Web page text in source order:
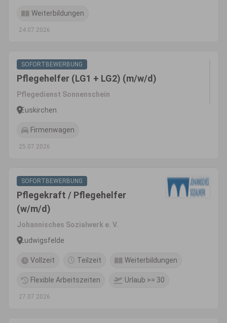
Weiterbildungen
24.07.2026
SOFORTBEWERBUNG
Pflegehelfer (LG1 + LG2) (m/w/d)
Pflegedienst Sonnenschein
Euskirchen
Firmenwagen
25.07.2026
SOFORTBEWERBUNG
Pflegekraft / Pflegehelfer
(w/m/d)
Johannisches Sozialwerk e. V.
Ludwigsfelde
Vollzeit Teilzeit Weiterbildungen
Flexible Arbeitszeiten Urlaub >= 30
27.07.2026